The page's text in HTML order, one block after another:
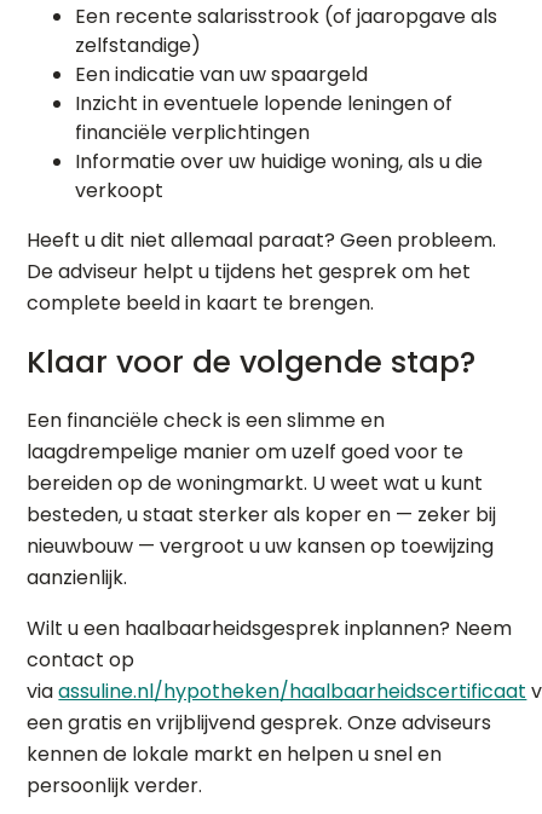
Een recente salarisstrook (of jaaropgave als
zelfstandige)
Een indicatie van uw spaargeld
Inzicht in eventuele lopende leningen of
financiële verplichtingen
Informatie over uw huidige woning, als u die
verkoopt
Heeft u dit niet allemaal paraat? Geen probleem.
De adviseur helpt u tijdens het gesprek om het
complete beeld in kaart te brengen.
Klaar voor de volgende stap?
Een financiële check is een slimme en
laagdrempelige manier om uzelf goed voor te
bereiden op de woningmarkt. U weet wat u kunt
besteden, u staat sterker als koper en — zeker bij
nieuwbouw — vergroot u uw kansen op toewijzing
aanzienlijk.
Wilt u een haalbaarheidsgesprek inplannen? Neem
contact op
viaassuline.nl/hypotheken/haalbaarheidscertificaat
een gratis en vrijblijvend gesprek. Onze adviseurs
kennen de lokale markt en helpen u snel en
persoonlijk verder.